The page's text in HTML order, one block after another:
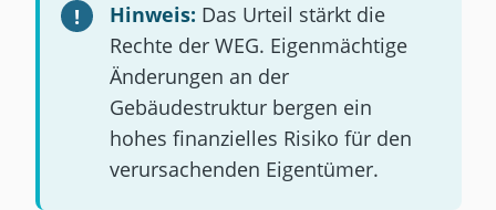
Hinweis: Das Urteil stärkt die
Rechte der WEG. Eigenmächtige
Änderungen an der
Gebäudestruktur bergen ein
hohes finanzielles Risiko für den
verursachenden Eigentümer.